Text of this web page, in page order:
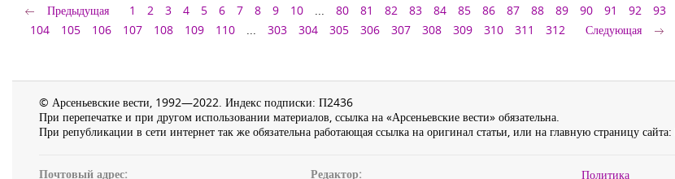
Предыдущая 1 2 3 4 5 6 7 8 9 10 ... 80 81 82 83 84 85 86 87 88 89 90 91 92 93
104
105 106 107 108 109 110 ... 303 304 305 306 307 308 309 310 311 312 Следующая
© Арсеньевские вести, 1992—2022. Индекс подписки: П2436
При перепечатке и при другом использовании материалов, ссылка на «Арсеньевские вести» обязательна.
При републикации в сети интернет так же обязательна работающая ссылка на оригинал статьи, или на главную страницу сайта:
Почтовый адрес: Редактор:
Политика